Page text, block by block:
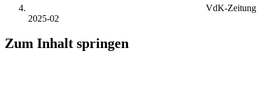
VdK-Zeitung
2025-02
Zum Inhalt springen